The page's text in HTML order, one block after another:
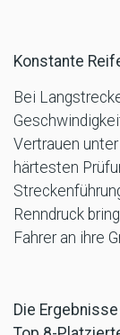
Konstante
Bei
Vertrauen
härtesten
Renndruck
Fahrer an ihre
Die